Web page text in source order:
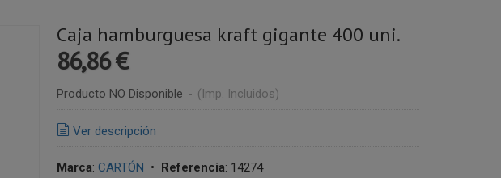
Caja hamburguesa kraft gigante 400 uni.
86,86 €
Producto NO Disponible - (Imp. Incluidos)
Ver descripción
Marca: CARTÓN • Referencia: 14274